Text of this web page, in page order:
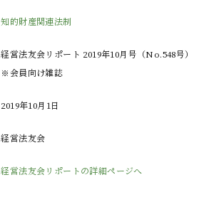
知的財産関連法制
経営法友会リポート 2019年10月号（No.548号）
※会員向け雑誌
2019年10月1日
経営法友会
経営法友会リポートの詳細ページへ